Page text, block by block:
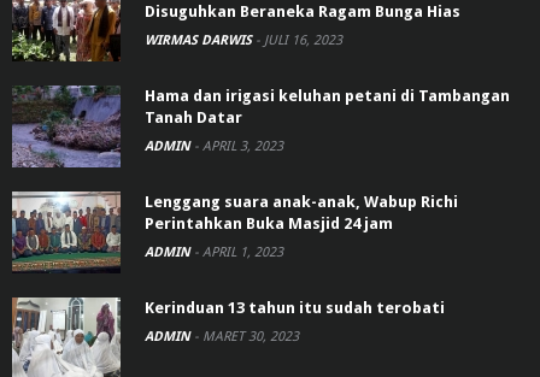
Disuguhkan Beraneka Ragam Bunga Hias
WIRMAS DARWIS - JULI 16, 2023
Hama dan irigasi keluhan petani di Tambangan
Tanah Datar
ADMIN - APRIL 3, 2023
Lenggang suara anak-anak, Wabup Richi
Perintahkan Buka Masjid 24 jam
ADMIN - APRIL 1, 2023
Kerinduan 13 tahun itu sudah terobati
ADMIN - MARET 30, 2023